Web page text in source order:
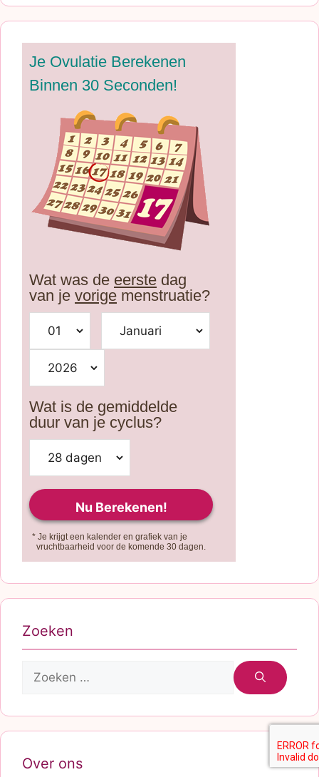
Je Ovulatie Berekenen
Binnen 30 Seconden!
Wat was de eerste dag
van je vorige menstruatie?
Wat is de gemiddelde
duur van je cyclus?
* Je krijgt een kalender en grafiek van je
vruchtbaarheid voor de komende 30 dagen.
Zoeken
naar:
Over ons